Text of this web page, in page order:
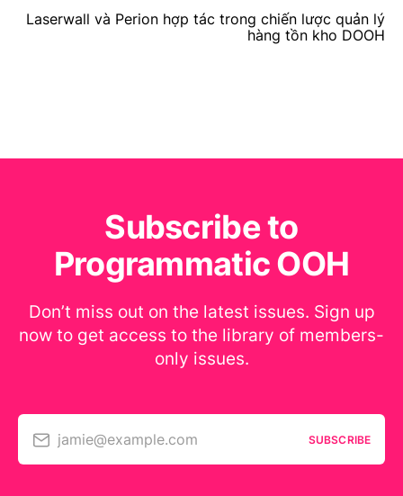
Laserwall và Perion hợp tác trong chiến lược quản lý
hàng tồn kho DOOH
Subscribe to
Programmatic OOH
Don’t miss out on the latest issues. Sign up
now to get access to the library of members-
only issues.
jamie@example.com SUBSCRIBE